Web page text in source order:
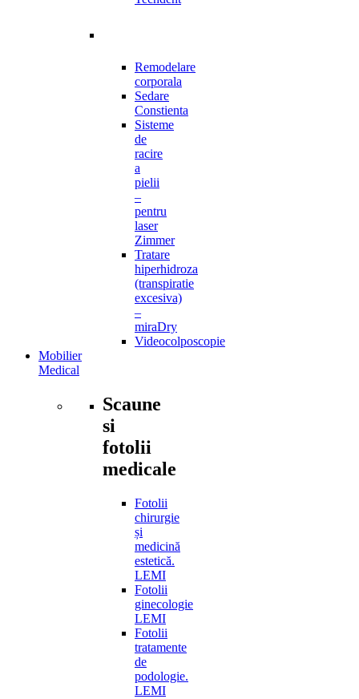
Remodelare
corporala
Sedare
Constienta
Sisteme
de
racire
a
pielii
–
pentru
laser
Zimmer
Tratare
hiperhidroza
(transpiratie
excesiva)
–
miraDry
Videocolposcopie
Mobilier
Medical
Scaune
si
fotolii
medicale
Fotolii
chirurgie
și
medicină
estetică.
LEMI
Fotolii
ginecologie
LEMI
Fotolii
tratamente
de
podologie.
LEMI